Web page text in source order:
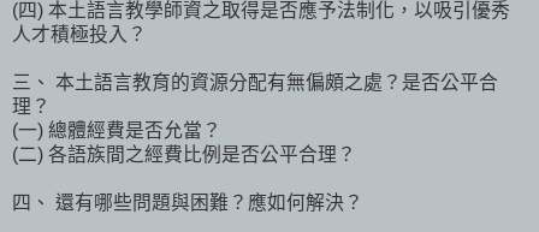
(四) 本土語言教學師資之取得是否應予法制化，以吸引優秀
人才積極投入？
三、 本土語言教育的資源分配有無偏頗之處？是否公平合
理？
(一) 總體經費是否允當？
(二) 各語族間之經費比例是否公平合理？
四、 還有哪些問題與困難？應如何解決？